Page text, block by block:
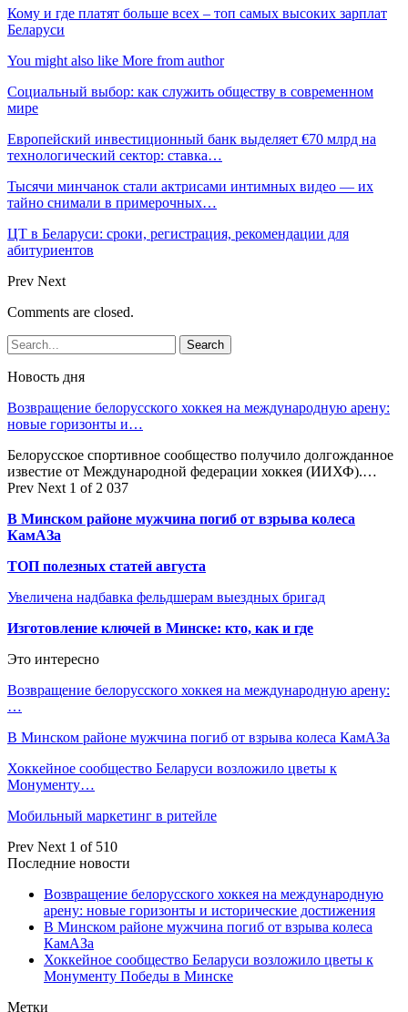
Кому и где платят больше всех – топ самых высоких зарплат
Беларуси
You might also like More from author
Социальный выбор: как служить обществу в современном
мире
Европейский инвестиционный банк выделяет €70 млрд на
технологический сектор: ставка…
Тысячи минчанок стали актрисами интимных видео — их
тайно снимали в примерочных…
ЦТ в Беларуси: сроки, регистрация, рекомендации для
абитуриентов
Prev Next
Comments are closed.
Новость дня
Возвращение белорусского хоккея на международную арену:
новые горизонты и…
Белорусское спортивное сообщество получило долгожданное
известие от Международной федерации хоккея (ИИХФ).…
Prev Next 1 of 2 037
В Минском районе мужчина погиб от взрыва колеса
КамАЗа
ТОП полезных статей августа
Увеличена надбавка фельдшерам выездных бригад
Изготовление ключей в Минске: кто, как и где
Это интересно
Возвращение белорусского хоккея на международную арену:
…
В Минском районе мужчина погиб от взрыва колеса КамАЗа
Хоккейное сообщество Беларуси возложило цветы к
Монументу…
Мобильный маркетинг в ритейле
Prev Next 1 of 510
Последние новости
Возвращение белорусского хоккея на международную
арену: новые горизонты и исторические достижения
В Минском районе мужчина погиб от взрыва колеса
КамАЗа
Хоккейное сообщество Беларуси возложило цветы к
Монументу Победы в Минске
Метки